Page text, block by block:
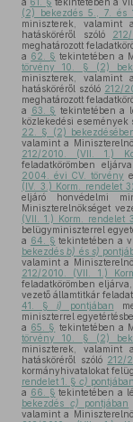
(2) bekezdés 5., 7. és
miniszterek, valamint
hatásköréről szóló
meghatározott
a 62. § tekintetében a
törvény 10. § (2)
miniszterek, valamint
hatásköréről szóló 212/
meghatározott
a 63. § tekintetében a
közlekedési események
22. § (2)
valamint a
212/2010. (VII. 1.)
feladatkörömben
2004. évi CV. törvény
(IV. 3.) Korm. rendelet
eljáró honvédelmi
Miniszterelnökséget
(VII. 1.) Korm. rendelet
belügyminiszterrel
a 64. § tekintetében a
bekezdésb) és s)
valamint a
212/2010. (VII. 1.)
feladatkörömben
vezető államtitkár
41. § i) pontjában
miniszterrel
a 65. § tekintetében a
törvény 10. § (2)
miniszterek, valamint
hatásköréről szóló 212/
kormányhivatalokat
rendelet 1. § c) pontjában
a 66. § tekintetében a
bekezdés c) pontjában
valamint a